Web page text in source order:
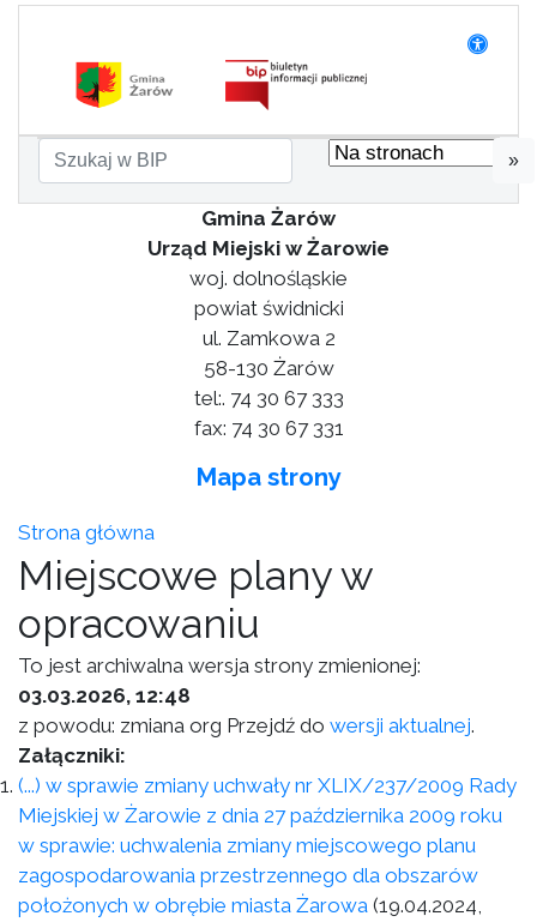
»
Gmina Żarów
Urząd Miejski w Żarowie
woj. dolnośląskie
powiat świdnicki
ul. Zamkowa 2
58-130 Żarów
tel:. 74 30 67 333
fax: 74 30 67 331
Mapa strony
Strona główna
Miejscowe plany w
opracowaniu
To jest archiwalna wersja strony zmienionej:
03.03.2026, 12:48
z powodu: zmiana org Przejdź do wersji aktualnej.
Załączniki:
(...) w sprawie zmiany uchwały nr XLIX/237/2009 Rady
Miejskiej w Żarowie z dnia 27 października 2009 roku
w sprawie: uchwalenia zmiany miejscowego planu
zagospodarowania przestrzennego dla obszarów
położonych w obrębie miasta Żarowa (19.04.2024,